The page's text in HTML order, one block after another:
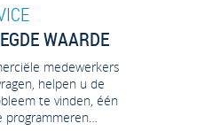
WAARDE
medewerkers
helpen u de
te vinden, één